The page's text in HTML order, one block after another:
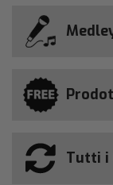
Tutti i